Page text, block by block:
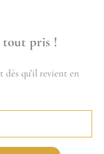
pris !
qu’il revient en